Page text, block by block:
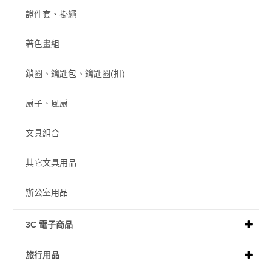
證件套、掛繩
著色畫組
鎖圈、鑰匙包、鑰匙圈(扣)
扇子、風扇
文具組合
其它文具用品
辦公室用品
3C 電子商品
旅行用品